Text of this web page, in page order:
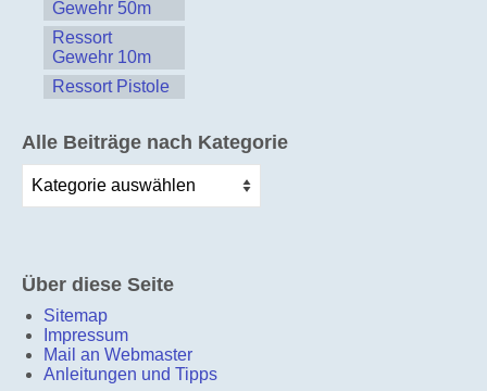
Gewehr 50m
Ressort
Gewehr 10m
Ressort Pistole
Alle Beiträge nach Kategorie
Beiträge
nach
Über diese Seite
Sitemap
Impressum
Mail an Webmaster
Anleitungen und Tipps